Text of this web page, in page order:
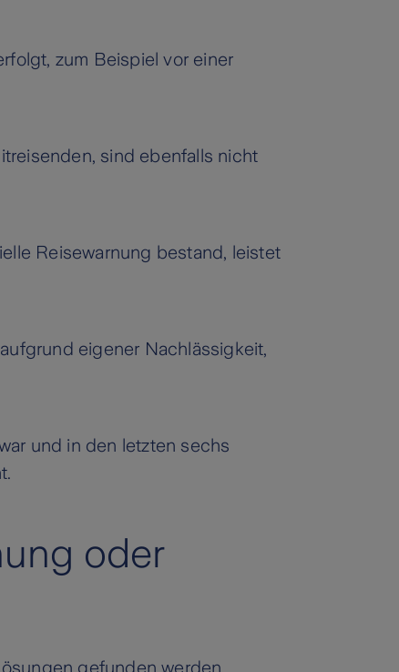
zum Beispiel vor einer
sind ebenfalls nicht
Reisewarnung bestand, leistet
eigener Nachlässigkeit,
und in den letzten sechs
oder
gefunden werden.